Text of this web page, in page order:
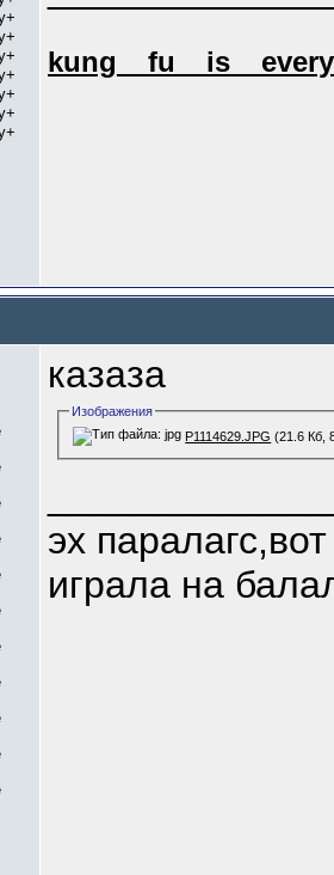
kung_ _fu_ _is_
казаза
Изображения
P1114629.JPG (21.6 Кб,
эх
играла на